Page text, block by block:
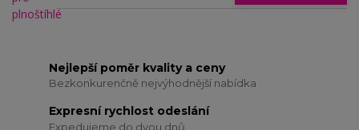
Nejlepší poměr kvality a ceny
Bezkonkurenčně nejvýhodnější nabídka
Expresní rychlost odeslání
Expedujeme do dvou dnů